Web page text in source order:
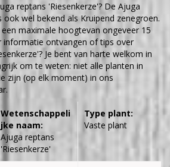
reptans 'Riesenkerze'? De Ajuga
ook wel bekend als Kruipend zenegroen.
maximale hoogtevan ongeveer 15
informatie ontvangen of tips over
Je bent van harte welkom in
om te weten: niet alle planten in
zijn (op elk moment) in ons
Wetenschappeli
jke naam:
Ajuga reptans
'Riesenkerze'
Type plant:
Vaste plant